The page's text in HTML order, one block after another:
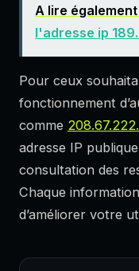
A lire également
l'adresse ip
Pour ceux
fonctionnement
comme
adresse IP
consultation des
Chaque
d’améliorer votre